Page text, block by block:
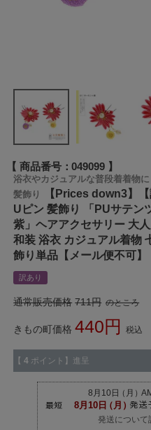
商品番号 049099
浴衣やカジュアルな普段着着物
髪飾り
【Prices down3】
Uピン 髪飾り 「PUサテン
紫」ヘアアクセサリー 大
和装 浴衣 カジュアル着物
飾り単品【メール便不可】
訳あり
通常販売価格 711 のところ
きもの町価格 440 税込
【 4 ポイント】進呈
発送につい